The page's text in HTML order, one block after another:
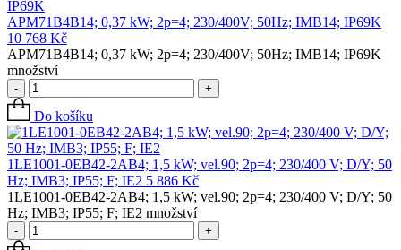
APM71B4B14; 0,37 kW; 2p=4; 230/400V; 50Hz; IMB14; IP69K
10 768 Kč
APM71B4B14; 0,37 kW; 2p=4; 230/400V; 50Hz; IMB14; IP69K
množství
- +
Do košíku
1LE1001-0EB42-2AB4; 1,5 kW; vel.90; 2p=4; 230/400 V; D/Y; 50
Hz; IMB3; IP55; F; IE2 5 886 Kč
1LE1001-0EB42-2AB4; 1,5 kW; vel.90; 2p=4; 230/400 V; D/Y; 50
Hz; IMB3; IP55; F; IE2 množství
- +